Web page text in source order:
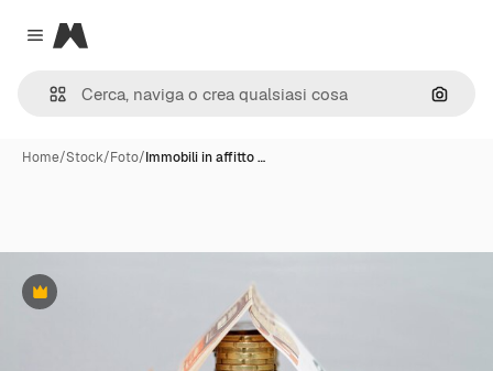
Close menu
Magnific
Cerca
Home/Stock/Foto/Immobili in affitto …
Premium